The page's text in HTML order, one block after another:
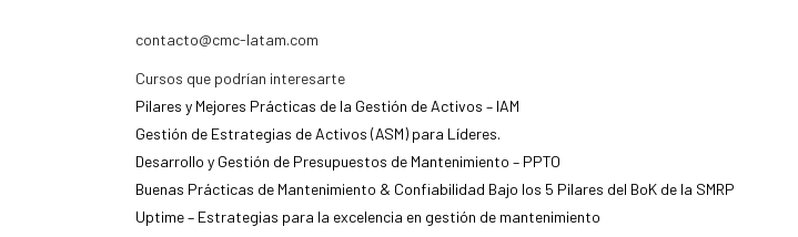
contacto@cmc-latam.com
Cursos que podrían interesarte
Pilares y Mejores Prácticas de la Gestión de Activos – IAM
Gestión de Estrategias de Activos (ASM) para Líderes.
Desarrollo y Gestión de Presupuestos de Mantenimiento – PPTO
Buenas Prácticas de Mantenimiento & Confiabilidad Bajo los 5 Pilares del BoK de la SMRP
Uptime – Estrategias para la excelencia en gestión de mantenimiento